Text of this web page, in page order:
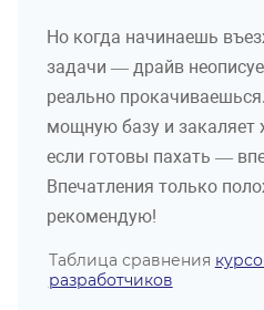
Но когда начинаешь
задачи — драйв
реально
мощную базу и закаляет
если готовы пахать —
Впечатления только
рекомендую!
Таблица сравнения
разработчиков